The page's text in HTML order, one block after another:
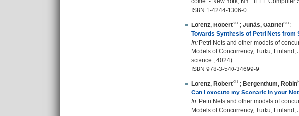
come. - New York, NY : IEEE Computer
ISBN 1-4244-1306-0
Lorenz, Robert ; Juhás, Gabriel
:
Towards Synthesis of Petri Nets from
In: Petri Nets and other models of
Models of Concurrency, Turku,
science ; 4024)
ISBN 978-3-540-34699-9
Lorenz, Robert ; Bergenthum, Robin
Can I execute my Scenario in your
In: Petri Nets and other models of
Models of Concurrency, Turku,